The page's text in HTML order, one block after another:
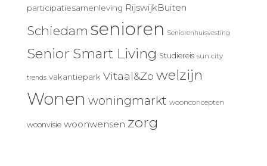
participatiesamenleving RijswijkBuiten
Schiedam senioren Seniorenhuisvesting
Senior Smart Living Studiereis sun city
trends vakantiepark Vitaal&Zo welzijn
Wonen woningmarkt woonconcepten
woonvisie woonwensen zorg